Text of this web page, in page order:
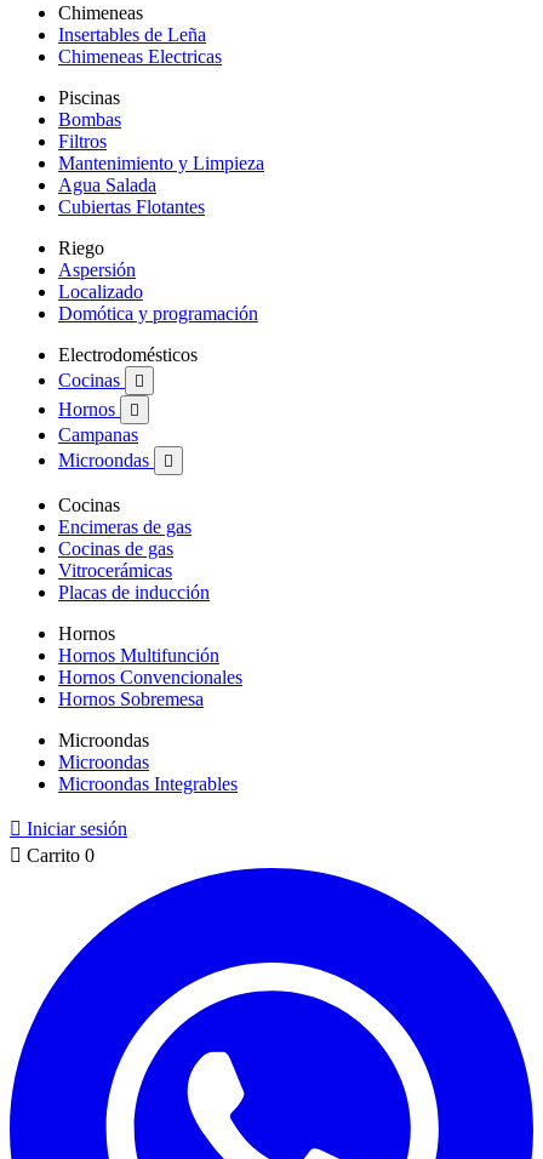
Chimeneas
Insertables de Leña
Chimeneas Electricas
Piscinas
Bombas
Filtros
Mantenimiento y Limpieza
Agua Salada
Cubiertas Flotantes
Riego
Aspersión
Localizado
Domótica y programación
Electrodomésticos
Cocinas

Hornos 
Campanas
Microondas

Cocinas
Encimeras de gas
Cocinas de gas
Vitrocerámicas
Placas de inducción
Hornos
Hornos Multifunción
Hornos Convencionales
Hornos Sobremesa
Microondas
Microondas
Microondas Integrables
 Iniciar sesión
 Carrito 0